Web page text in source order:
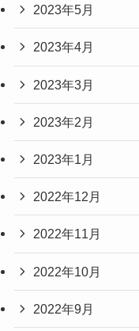
2023年5月
2023年4月
2023年3月
2023年2月
2023年1月
2022年12月
2022年11月
2022年10月
2022年9月